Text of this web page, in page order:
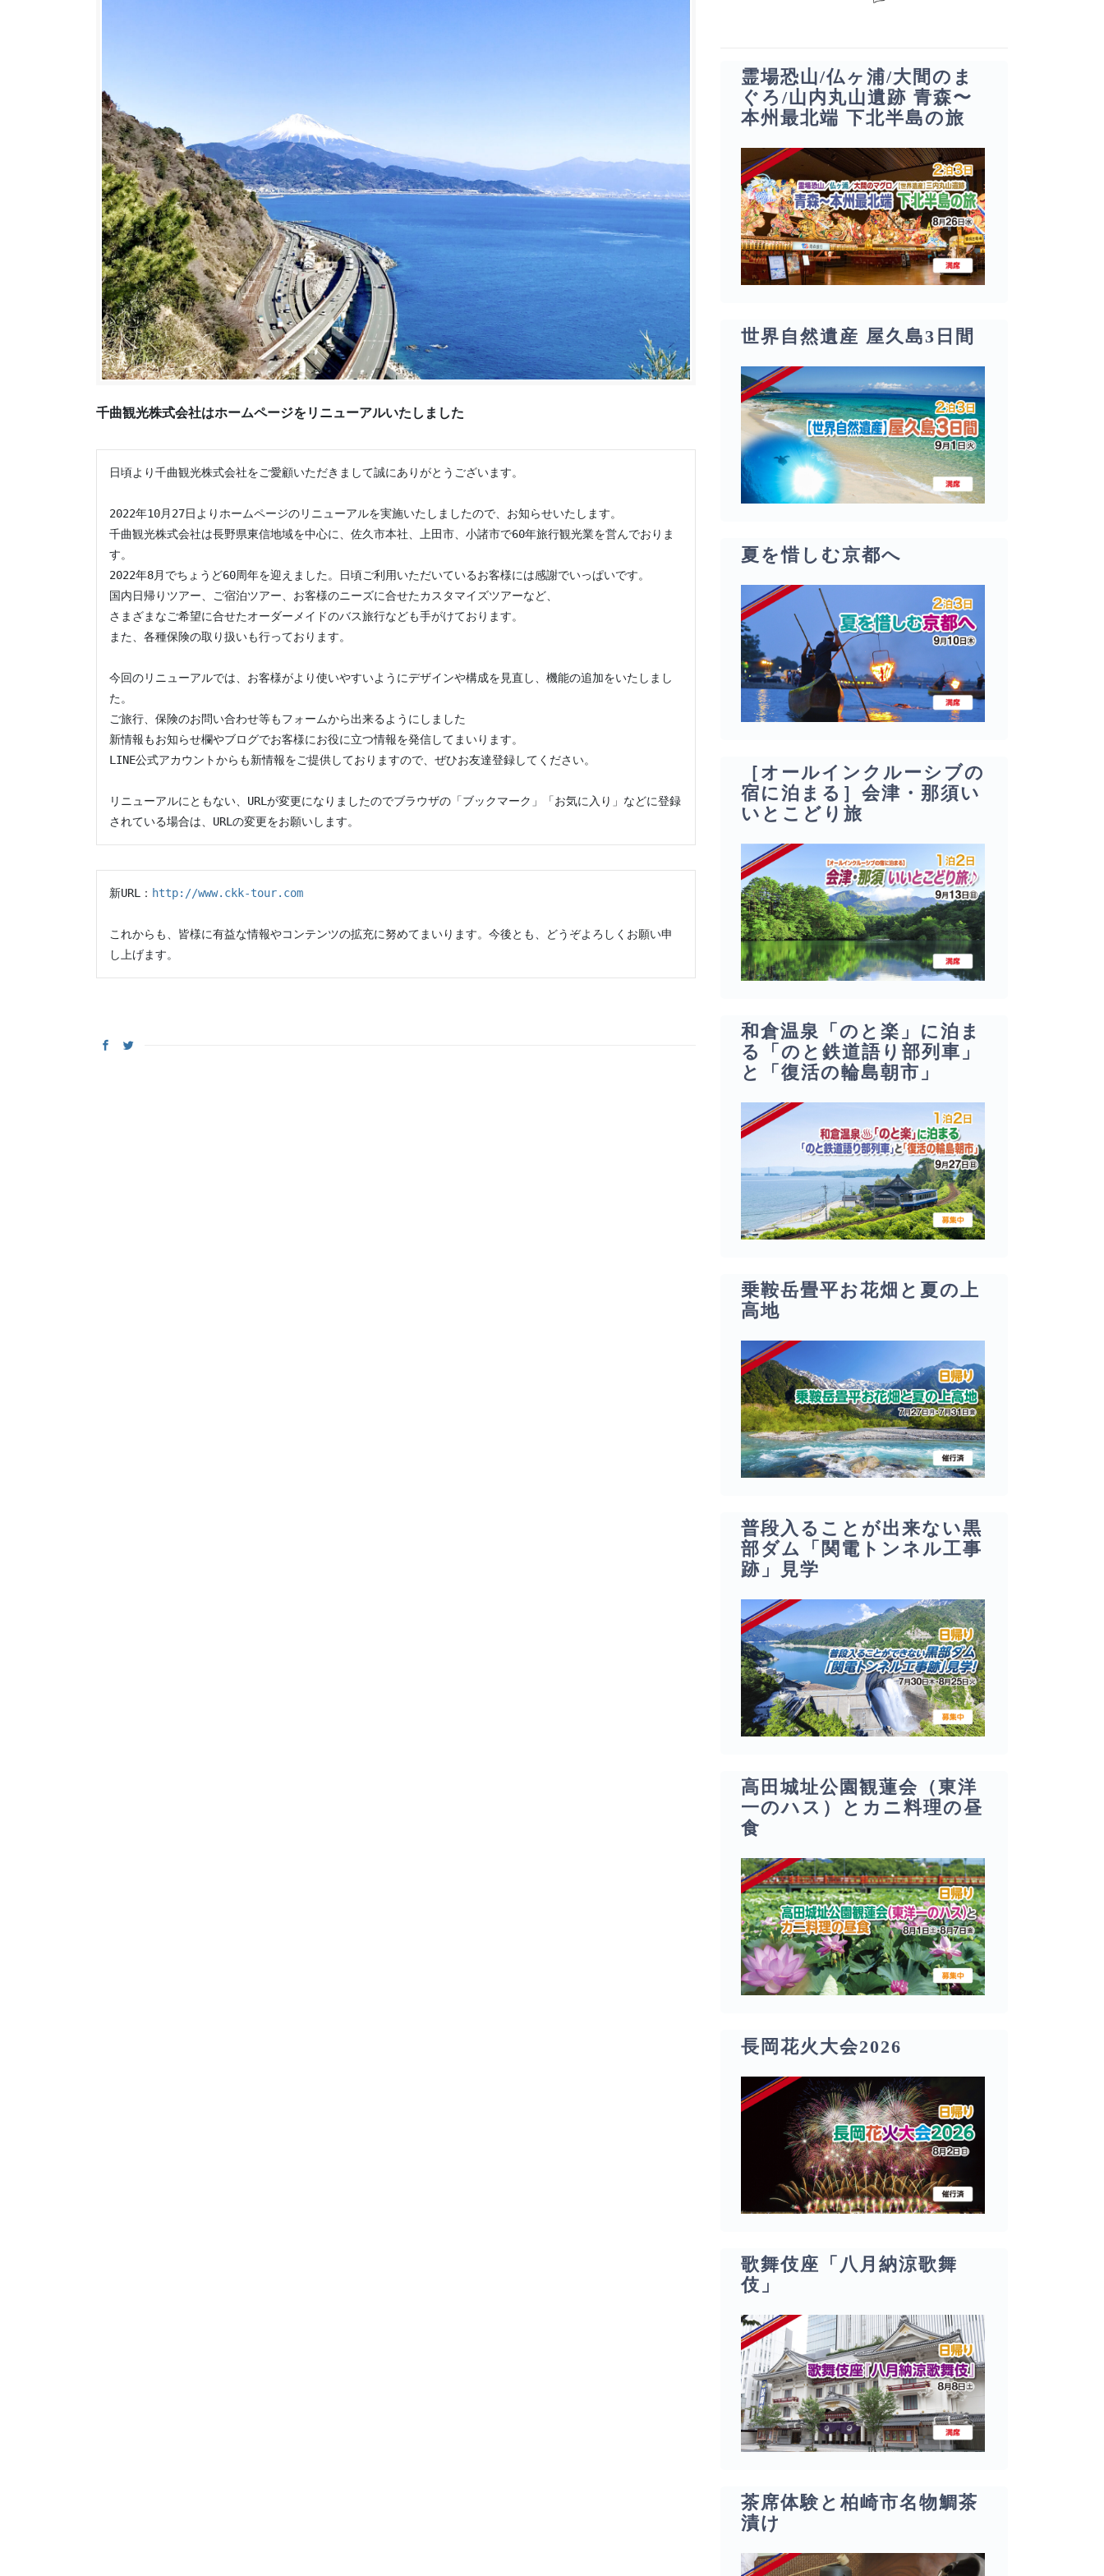
千曲観光株式会社はホームページをリニューアルいたしました
日頃より千曲観光株式会社をご愛顧いただきまして誠にありがとうございます。
2022年10月27日よりホームページのリニューアルを実施いたしましたので、お知らせいたします。
千曲観光株式会社は長野県東信地域を中心に、佐久市本社、上田市、小諸市で60年旅行観光業を営んでおりま
す。
2022年8月でちょうど60周年を迎えました。日頃ご利用いただいているお客様には感謝でいっぱいです。
国内日帰りツアー、ご宿泊ツアー、お客様のニーズに合せたカスタマイズツアーなど、
さまざまなご希望に合せたオーダーメイドのバス旅行なども手がけております。
また、各種保険の取り扱いも行っております。
今回のリニューアルでは、お客様がより使いやすいようにデザインや構成を見直し、機能の追加をいたしまし
た。
ご旅行、保険のお問い合わせ等もフォームから出来るようにしました
新情報もお知らせ欄やブログでお客様にお役に立つ情報を発信してまいります。
LINE公式アカウントからも新情報をご提供しておりますので、ぜひお友達登録してください。
リニューアルにともない、URLが変更になりましたのでブラウザの「ブックマーク」「お気に入り」などに登録
されている場合は、URLの変更をお願いします。
新URL： http://www.ckk-tour.com
これからも、皆様に有益な情報やコンテンツの拡充に努めてまいります。今後とも、どうぞよろしくお願い申
霊場恐山/仏ヶ浦/大間のま
ぐろ/山内丸山遺跡 青森〜
本州最北端 下北半島の旅
世界自然遺産 屋久島3日間
夏を惜しむ京都へ
［オールインクルーシブの
宿に泊まる］会津・那須い
いとこどり旅
和倉温泉「のと楽」に泊ま
る「のと鉄道語り部列車」
と「復活の輪島朝市」
乗鞍岳畳平お花畑と夏の上
高地
普段入ることが出来ない黒
部ダム「関電トンネル工事
跡」見学
高田城址公園観蓮会（東洋
一のハス）とカニ料理の昼
食
長岡花火大会2026
歌舞伎座「八月納涼歌舞
伎」
茶席体験と柏崎市名物鯛茶
漬け